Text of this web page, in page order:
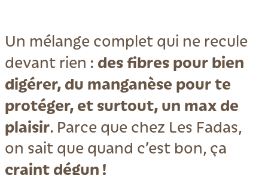
Un mélange complet qui ne recule
devant rien : des fibres pour bien
digérer, du manganèse pour te
protéger, et surtout, un max de
plaisir. Parce que chez Les Fadas,
on sait que quand c’est bon, ça
craint dégun !